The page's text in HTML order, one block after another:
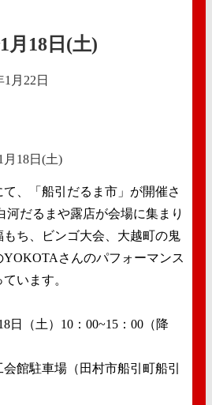
18日(土)
1月22日
、「船引だるま市」が開催さ
河だるまや露店が会場に集まり
ち、ビンゴ大会、大越町の鬼
さんのパフォーマンス
います。
日（土）10：00~15：00（降
館駐車場（田村市船引町船引